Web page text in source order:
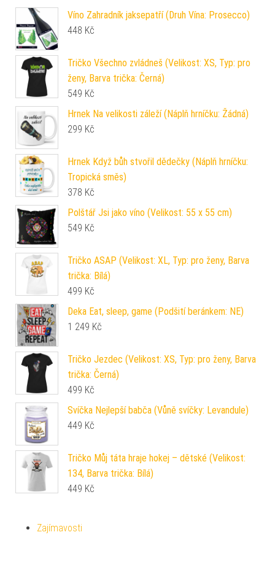
Víno Zahradník jaksepatří (Druh Vína: Prosecco)
448 Kč
Tričko Všechno zvládneš (Velikost: XS, Typ: pro
ženy, Barva trička: Černá)
549 Kč
Hrnek Na velikosti záleží (Náplň hrníčku: Žádná)
299 Kč
Hrnek Když bůh stvořil dědečky (Náplň hrníčku:
Tropická směs)
378 Kč
Polštář Jsi jako víno (Velikost: 55 x 55 cm)
549 Kč
Tričko ASAP (Velikost: XL, Typ: pro ženy, Barva
trička: Bílá)
499 Kč
Deka Eat, sleep, game (Podšití beránkem: NE)
1 249 Kč
Tričko Jezdec (Velikost: XS, Typ: pro ženy, Barva
trička: Černá)
499 Kč
Svíčka Nejlepší babča (Vůně svíčky: Levandule)
449 Kč
Tričko Můj táta hraje hokej – dětské (Velikost:
134, Barva trička: Bílá)
449 Kč
Zajímavosti